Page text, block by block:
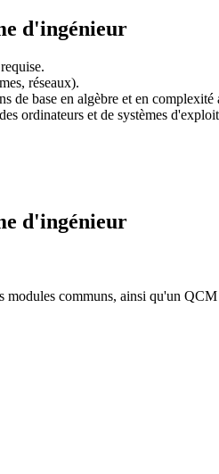
d'ingénieur
réseaux).
de base en algèbre et en complexité
ordinateurs et de systèmes
d'ingénieur
communs, ainsi qu'un